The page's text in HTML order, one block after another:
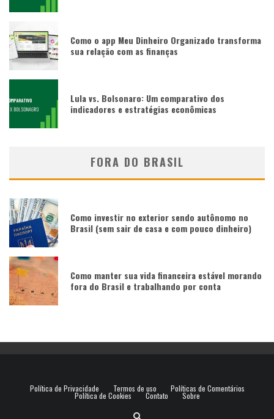
Como o app Meu Dinheiro Organizado transforma
sua relação com as finanças
Lula vs. Bolsonaro: Um comparativo dos
indicadores e estratégias econômicas
FORA DO BRASIL
Como investir no exterior sendo autônomo no
Brasil (sem sair de casa e com pouco dinheiro)
Como manter sua vida financeira estável morando
fora do Brasil e trabalhando por conta
Política de Privacidade Termos de uso Políticas de Comentários
Política de Cookies Contato Sobre